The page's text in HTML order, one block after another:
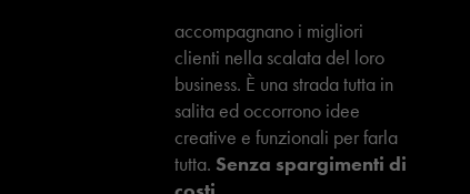
accompagnano i migliori
clienti nella scalata del loro
business. È una strada tutta in
salita ed occorrono idee
creative e funzionali per farla
tutta. Senza spargimenti di